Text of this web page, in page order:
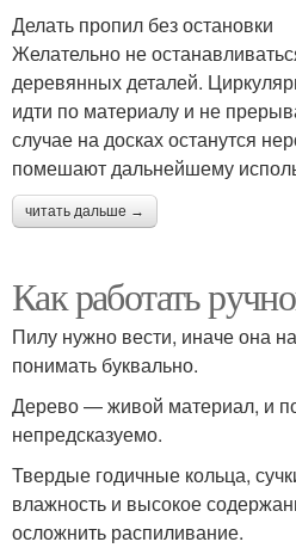
Делать пропил без остановки
Желательно не
деревянных деталей.
идти по материалу и не
случае на досках останутся
помешают дальнейшему
читать дальше →
Как работать
Пилу нужно вести, иначе она
понимать буквально.
Дерево — живой материал, и
непредсказуемо.
Твердые годичные кольца,
влажность и высокое
осложнить распиливание.